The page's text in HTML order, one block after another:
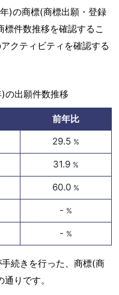
)の商標(商標出願・登録
件数推移を確認するこ
クティビティを確認する
出願件数推移
前年比
29.5 %
31.9 %
60.0 %
- %
- %
続きを行った、商標(商
りです。